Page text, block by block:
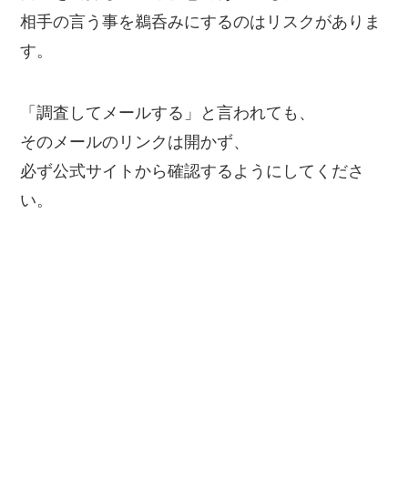
相手の言う事を鵜呑みにするのはリスクがありま
す。
「調査してメールする」と言われても、
そのメールのリンクは開かず、
必ず公式サイトから確認するようにしてくださ
い。